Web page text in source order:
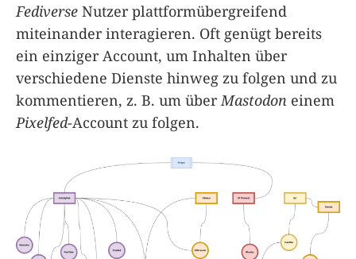
Fediverse Nutzer plattformübergreifend
miteinander interagieren. Oft genügt bereits
ein einziger Account, um Inhalten über
verschiedene Dienste hinweg zu folgen und zu
kommentieren, z. B. um über Mastodon einem
Pixelfed-Account zu folgen.